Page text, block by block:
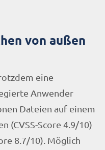
von außen
eine
Anwender
Dateien auf einem
(CVSS-Score 4.9/10)
8.7/10). Möglich